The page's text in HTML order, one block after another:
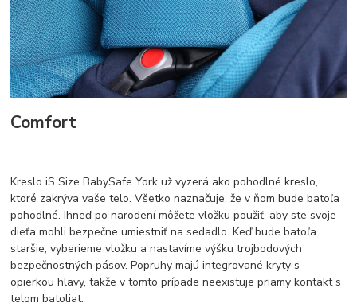
Comfort
Kreslo iS Size BabySafe York už vyzerá ako pohodlné kreslo,
ktoré zakrýva vaše telo. Všetko naznačuje, že v ňom bude batoľa
pohodlné. Ihneď po narodení môžete vložku použiť, aby ste svoje
dieťa mohli bezpečne umiestniť na sedadlo. Keď bude batoľa
staršie, vyberieme vložku a nastavíme výšku trojbodových
bezpečnostných pásov. Popruhy majú integrované kryty s
opierkou hlavy, takže v tomto prípade neexistuje priamy kontakt s
telom batoliat.